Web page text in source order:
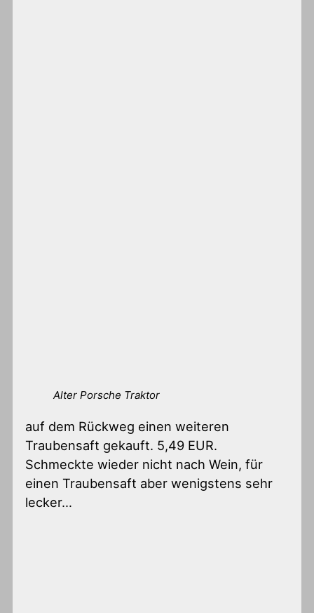
Alter Porsche Traktor
auf dem Rückweg einen weiteren
Traubensaft gekauft. 5,49 EUR.
Schmeckte wieder nicht nach Wein, für
einen Traubensaft aber wenigstens sehr
lecker…